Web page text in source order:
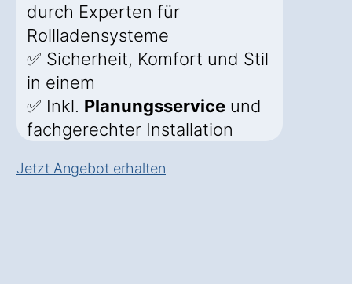
durch Experten für
Rollladensysteme
✅ Sicherheit, Komfort und Stil
in einem
✅ Inkl. Planungsservice und
fachgerechter Installation
Jetzt Angebot erhalten